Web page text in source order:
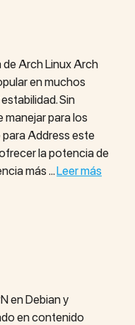
Arch Linux Arch
en muchos
Sin
manejar para los
Address este
la potencia de
más …Leer más
en Debian y
en contenido